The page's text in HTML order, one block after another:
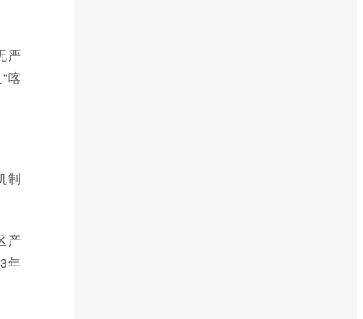
严
喀
制
产
年